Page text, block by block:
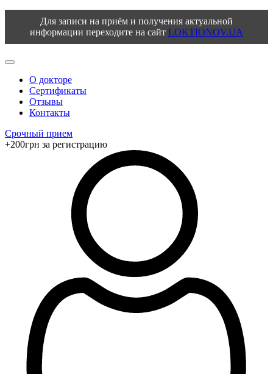
Для записи на приём и получения актуальной
информации переходите на сайт LOKTIONOV.UA
О докторе
Сертификаты
Отзывы
Контакты
Срочный прием
+200грн за регистрацию